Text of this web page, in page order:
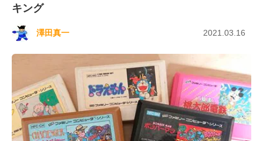
キング
澤田真一 2021.03.16